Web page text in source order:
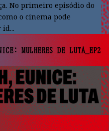
No primeiro episódio do
o cinema pode
MULHERES DE LUTA_EP2